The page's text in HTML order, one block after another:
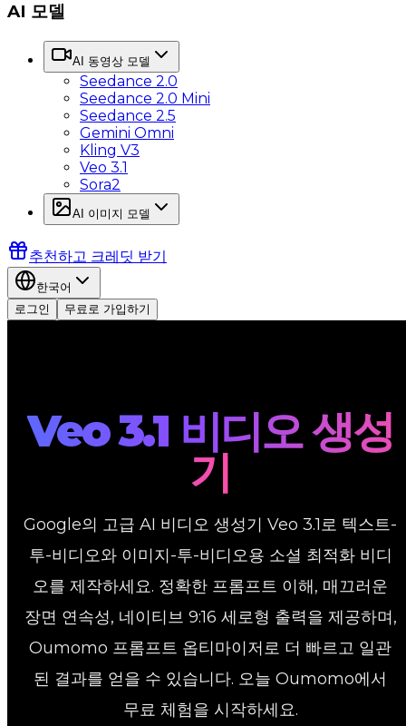
AI 모델
AI 동영상 모델
Seedance 2.0
Seedance 2.0 Mini
Seedance 2.5
Gemini Omni
Kling V3
Veo 3.1
Sora2
AI 이미지 모델
추천하고 크레딧 받기
한국어
로그인
무료로 가입하기
Veo 3.1 비디오 생성
기
Google의 고급 AI 비디오 생성기 Veo 3.1로 텍스트-
투-비디오와 이미지-투-비디오용 소셜 최적화 비디
오를 제작하세요. 정확한 프롬프트 이해, 매끄러운
장면 연속성, 네이티브 9:16 세로형 출력을 제공하며,
Oumomo 프롬프트 옵티마이저로 더 빠르고 일관
된 결과를 얻을 수 있습니다. 오늘 Oumomo에서
무료 체험을 시작하세요.